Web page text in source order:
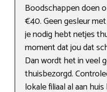
Boodschappen doen
€40. Geen gesleur
je nodig hebt netjes
moment dat jou dat
Dan wordt het in veel
thuisbezorgd.
lokale filiaal al aan